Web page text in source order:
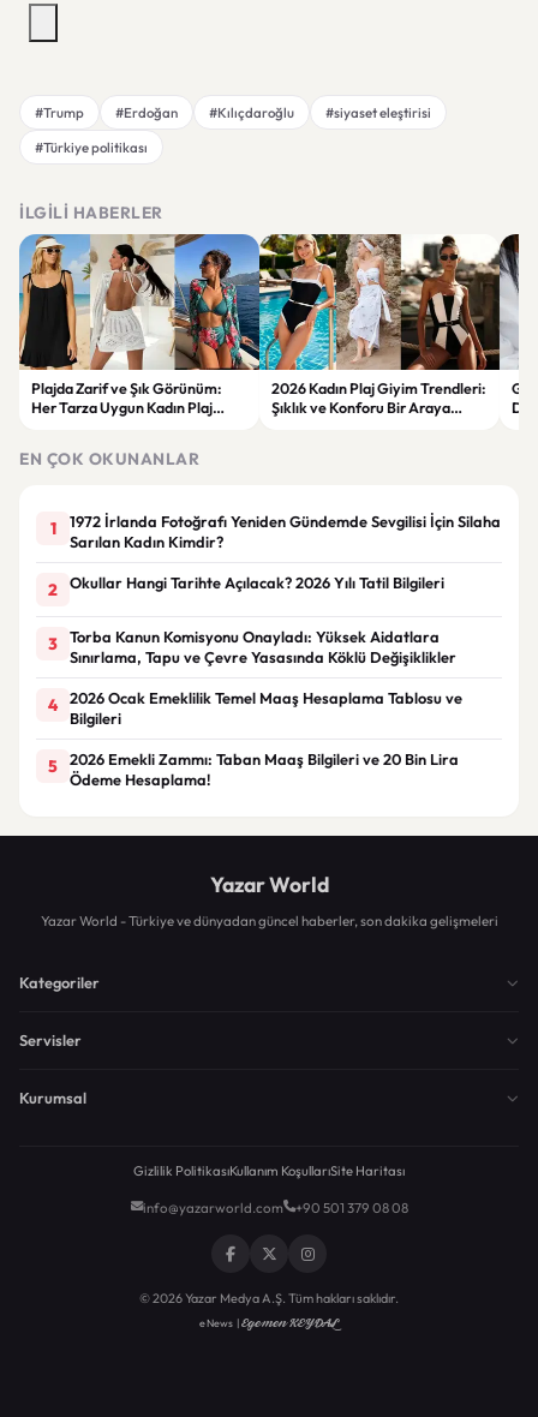
#Trump #Erdoğan #Kılıçdaroğlu
#siyaset eleştirisi
#Türkiye politikası
İLGILI HABERLER
Plajda Zarif ve Şık Görünüm:
Her Tarza Uygun Kadın Plaj
2026 Kadın Plaj Giyim Trendleri:
Şıklık ve Konforu Bir Araya
EN ÇOK OKUNANLAR
1
1972 İrlanda Fotoğrafı Yeniden Gündemde Sevgilisi İçin Silaha
Sarılan Kadın Kimdir?
2 Okullar Hangi Tarihte Açılacak? 2026 Yılı Tatil Bilgileri
3
Torba Kanun Komisyonu Onayladı: Yüksek Aidatlara
Sınırlama, Tapu ve Çevre Yasasında Köklü Değişiklikler
4
2026 Ocak Emeklilik Temel Maaş Hesaplama Tablosu ve
Bilgileri
5
2026 Emekli Zammı: Taban Maaş Bilgileri ve 20 Bin Lira
Ödeme Hesaplama!
Yazar World
Yazar World - Türkiye ve dünyadan güncel haberler, son dakika gelişmeleri
Kategoriler
Servisler
Kurumsal
Gizlilik PolitikasıKullanım KoşullarıSite Haritası
info@yazarworld.com +90 501 379 08 08
© 2026 Yazar Medya A.Ş. Tüm hakları saklıdır.
eNews |Egemen KEYDAL